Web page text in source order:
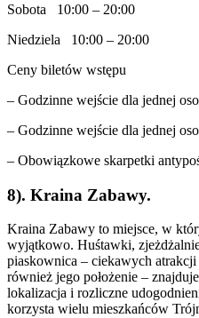
Sobota 10:00 – 20:00
Niedziela 10:00 – 20:00
Ceny biletów wstępu
– Godzinne wejście dla jednej
– Godzinne wejście dla jednej
– Obowiązkowe skarpetki
8). Kraina Zabawy.
Kraina Zabawy to miejsce, w
wyjątkowo. Huśtawki,
piaskownica – ciekawych
również jego położenie –
lokalizacja i rozliczne
korzysta wielu mieszkańców